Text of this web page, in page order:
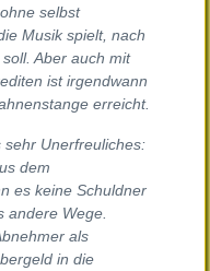
selbst
Musik spielt, nach
Aber auch mit
ist irgendwann
erreicht.
sehr Unerfreuliches:
dem
es keine Schuldner
andere Wege.
als
in die